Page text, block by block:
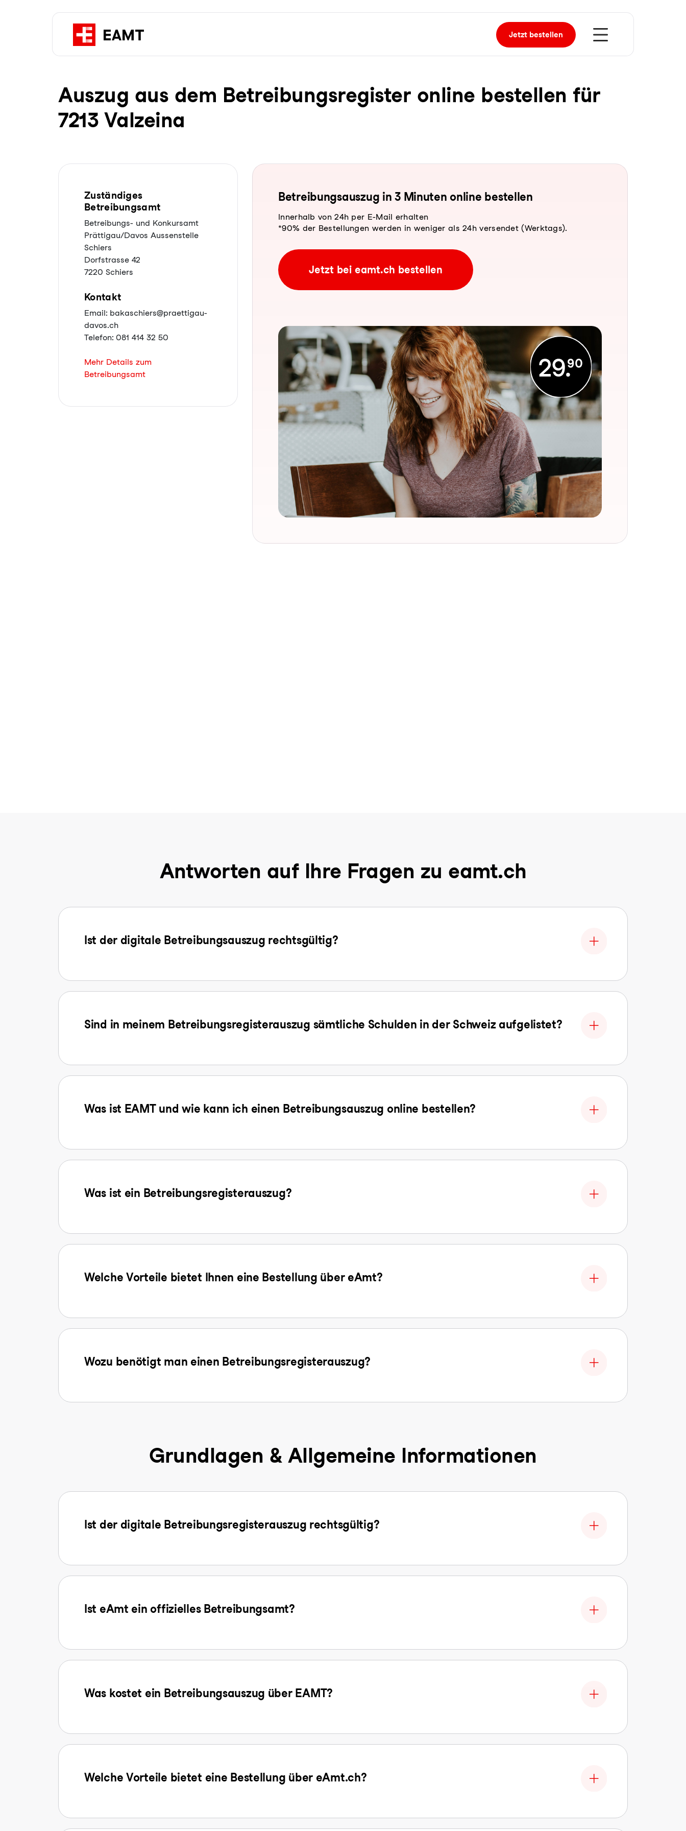
Jetzt bestellen
Auszug aus dem Be­trei­bungs­re­gis­ter online bestellen für
7213 Valzeina
Zuständiges
Betreibungsamt
Betreibungs- und Konkursamt
Prättigau/Davos Aussenstelle
Schiers
Dorfstrasse 42
7220 Schiers
Kontakt
Email: bakaschiers@praettigau-
davos.ch
Telefon: 081 414 32 50
Mehr Details zum
Betreibungsamt
Be­trei­bungs­aus­zug in 3 Minuten online bestellen
Innerhalb von 24h per E-Mail erhalten
*90% der Bestellungen werden in weniger als 24h versendet (Werktags).
Jetzt bei eamt.ch bestellen
Antworten auf Ihre Fragen zu eamt.ch
Ist der digitale Betreibungsauszug rechtsgültig?
Sind in meinem Betreibungsregisterauszug sämtliche Schulden in der Schweiz aufgelistet?
Was ist EAMT und wie kann ich einen Betreibungsauszug online bestellen?
Was ist ein Betreibungsregisterauszug?
Welche Vorteile bietet Ihnen eine Bestellung über eAmt?
Wozu benötigt man einen Betreibungsregisterauszug?
Grundlagen & Allgemeine Informationen
Ist der digitale Betreibungsregisterauszug rechtsgültig?
Ist eAmt ein offizielles Betreibungsamt?
Was kostet ein Betreibungsauszug über EAMT?
Welche Vorteile bietet eine Bestellung über eAmt.ch?